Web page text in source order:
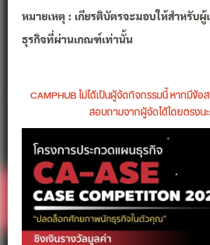
หมายเหตุ : เกียรติบัตรจะมอบให้สำหรับผู้
ธุรกิจที่ผ่านเกณฑ์เท่านั้น
CAMPHUB ไม่ได้เป็นผู้จัดกิจกรรมนี้ หากมีข้
สอบถามจากผู้จัดได้โดยตรงน